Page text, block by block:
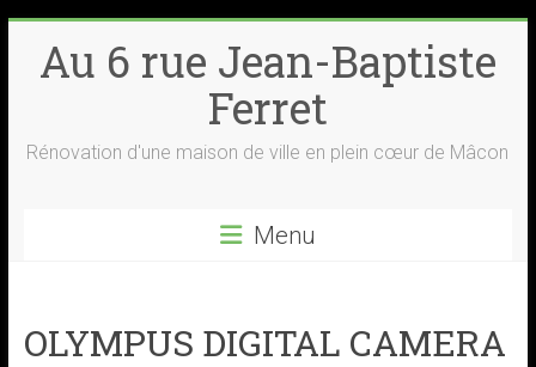
content
Au 6 rue Jean-Baptiste
Ferret
Rénovation d'une maison de ville en plein cœur de Mâcon
Menu
OLYMPUS DIGITAL CAMERA